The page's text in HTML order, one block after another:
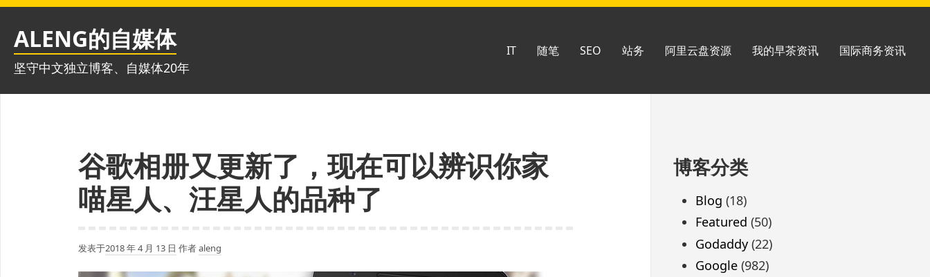
跳
ALENG的自媒体
坚守中文独立博客、自媒体20年
IT 随笔 SEO 站务 阿里云盘资源 我的早茶资讯 国际商务资讯
谷歌相册又更新了，现在可以辨识你家
喵星人、汪星人的品种了
发表于2018 年 4 月 13 日 作者aleng
至
脚
博客分类
Blog (18)
Featured (50)
Godaddy(22)
Google(982)